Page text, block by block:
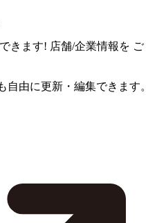
きます! 店舗/企業情報を ご
由に更新・編集できます。